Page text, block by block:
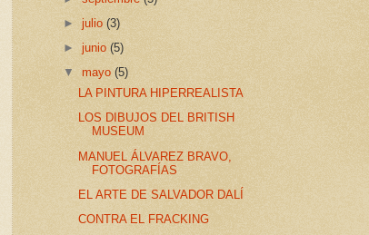
►julio(3)
►junio(5)
▼mayo(5)
LA PINTURA HIPERREALISTA
LOS DIBUJOS DEL BRITISH
MUSEUM
MANUEL ÁLVAREZ BRAVO,
FOTOGRAFÍAS
EL ARTE DE SALVADOR DALÍ
CONTRA EL FRACKING